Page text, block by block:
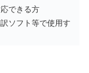
できる方
ソフト等で使用す